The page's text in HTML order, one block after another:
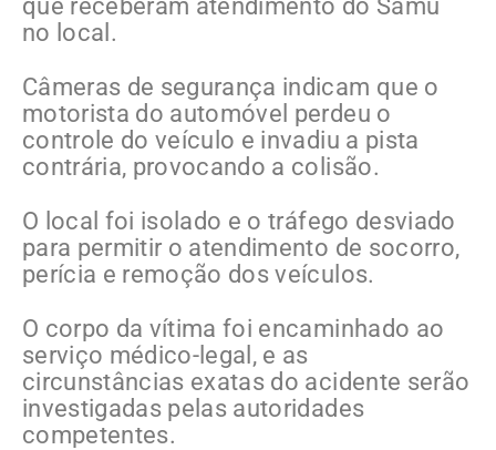
que receberam atendimento do Samu
no local.
Câmeras de segurança indicam que o
motorista do automóvel perdeu o
controle do veículo e invadiu a pista
contrária, provocando a colisão.
O local foi isolado e o tráfego desviado
para permitir o atendimento de socorro,
perícia e remoção dos veículos.
O corpo da vítima foi encaminhado ao
serviço médico-legal, e as
circunstâncias exatas do acidente serão
investigadas pelas autoridades
competentes.